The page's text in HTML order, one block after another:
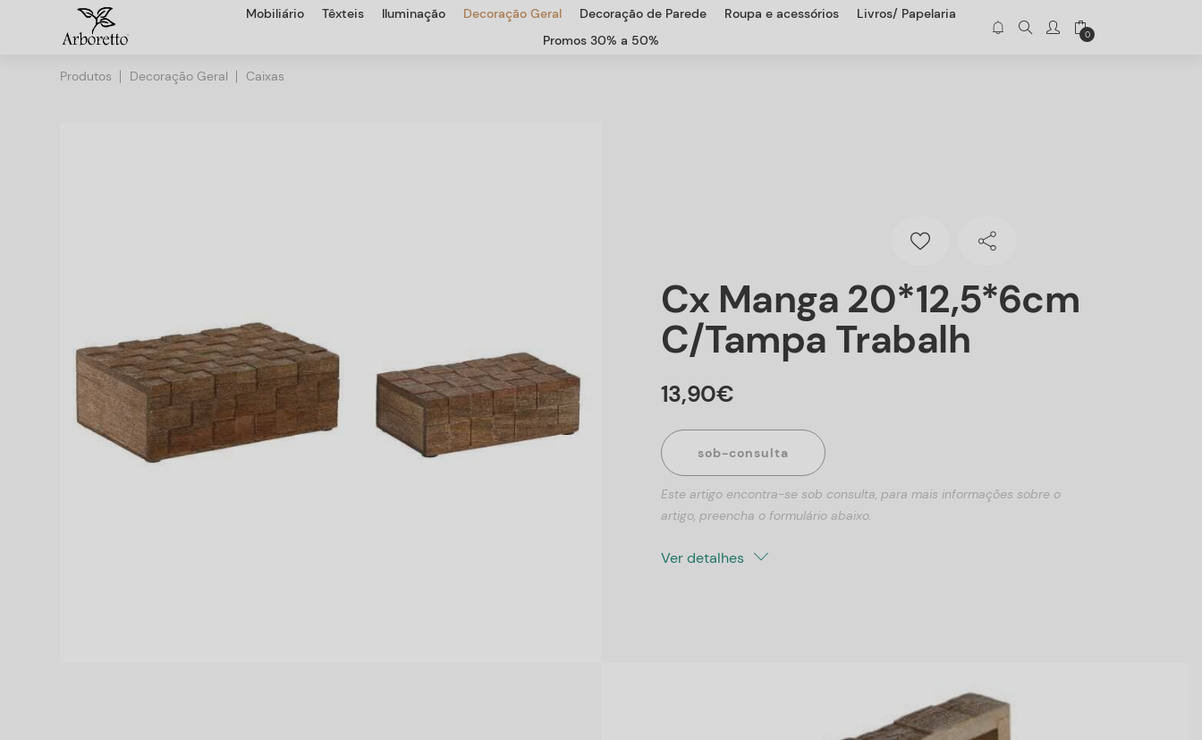
Mobiliário Têxteis Iluminação Decoração Geral Decoração de Parede Roupa e acessórios
Livros/ Papelaria
Promos 30% a 50%
0
Produtos Decoração Geral Caixas
Cx Manga 20*12,5*6cm
C/tampa Trabalh
13,90€
sob-consulta
Este artigo encontra-se sob consulta, para mais informações sobre o
artigo, preencha o formulário abaixo.
Ver detalhes